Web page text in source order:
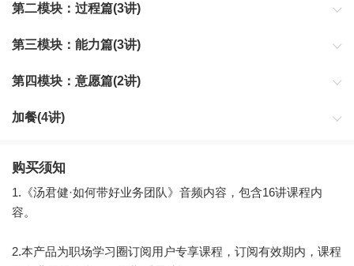
第二模块：过程篇(3讲)
第二模块：过程篇
第三模块：能力篇(3讲)
第三模块：能力篇
第四模块：意愿篇(2讲)
第四模块：意愿篇
加餐(4讲)
购买须知
1.《汤君健·如何带好业务团队》音频内容，包含16讲课程内
容。
2.本产品为职场学习圈订阅用户专享课程，订阅有效期内，课程